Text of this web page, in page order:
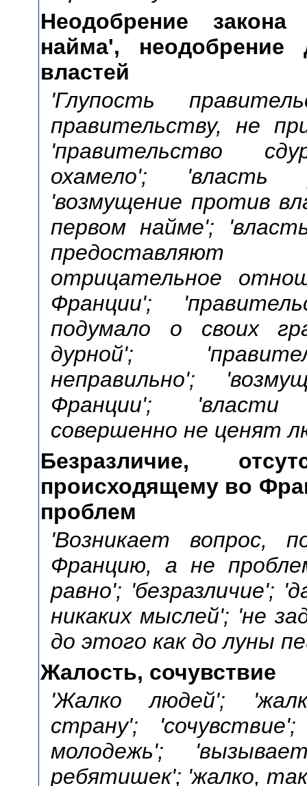
Неодобрение
найма', неодобрение
властей
'Глупость
правительству, не
'правительство
охамело'; 'власть
'возмущение против
первом найме';
предоставляют
отрицательное
Франции';
подумало о своих
дурной';
неправильно';
Франции'; 'власти
совершенно не ценят
Безразличие,
происходящему во
проблем
'Возникает вопрос,
Францию, а не
равно'; 'безразличие';
никаких мыслей'; 'не
до этого как до луны
Жалость, сочувствие
'Жалко людей';
страну';
молодежь';
ребятишек'; 'жалко,